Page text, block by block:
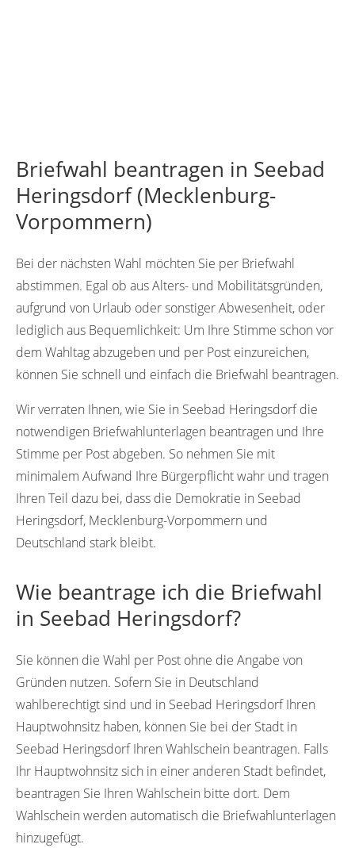
Briefwahl beantragen in Seebad
Heringsdorf (Mecklenburg-
Vorpommern)
Bei der nächsten Wahl möchten Sie per Briefwahl
abstimmen. Egal ob aus Alters- und Mobilitätsgründen,
aufgrund von Urlaub oder sonstiger Abwesenheit, oder
lediglich aus Bequemlichkeit: Um Ihre Stimme schon vor
dem Wahltag abzugeben und per Post einzureichen,
können Sie schnell und einfach die Briefwahl beantragen.
Wir verraten Ihnen, wie Sie in Seebad Heringsdorf die
notwendigen Briefwahlunterlagen beantragen und Ihre
Stimme per Post abgeben. So nehmen Sie mit
minimalem Aufwand Ihre Bürgerpflicht wahr und tragen
Ihren Teil dazu bei, dass die Demokratie in Seebad
Heringsdorf, Mecklenburg-Vorpommern und
Deutschland stark bleibt.
Wie beantrage ich die Briefwahl
in Seebad Heringsdorf?
Sie können die Wahl per Post ohne die Angabe von
Gründen nutzen. Sofern Sie in Deutschland
wahlberechtigt sind und in Seebad Heringsdorf Ihren
Hauptwohnsitz haben, können Sie bei der Stadt in
Seebad Heringsdorf Ihren Wahlschein beantragen. Falls
Ihr Hauptwohnsitz sich in einer anderen Stadt befindet,
beantragen Sie Ihren Wahlschein bitte dort. Dem
Wahlschein werden automatisch die Briefwahlunterlagen
hinzugefügt.